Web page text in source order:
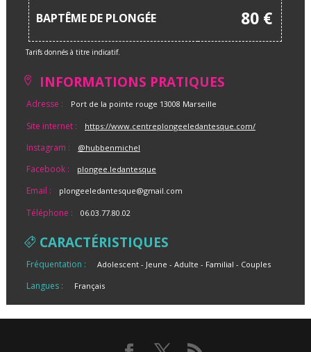
BAPTÊME DE PLONGÉE 80 €
Tarifs donnés à titre indicatif.
INFORMATIONS PRATIQUES
Adresse : Port de la pointe rouge 13008 Marseille
Site internet : https://www.centreplongeeledantesque.com/
Instagram : @hubbenmichel
Facebook : plongee.ledantesque
Email : plongeeledantesque@gmail.com
Téléphone : 06.03.77.80.02
CARACTÉRISTIQUES
Fréquentation : Adolescent Jeune Adulte Familial Couples
Langues : Français